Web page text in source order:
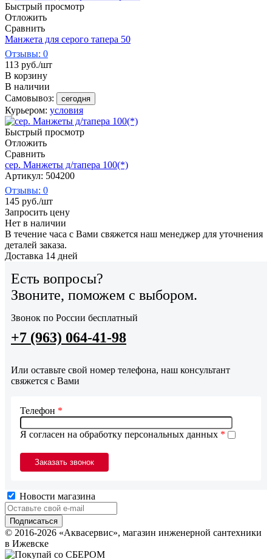
Быстрый просмотр
Отложить
Сравнить
Манжета для серого тапера 50
Отзывы: 0
113 руб./шт
В корзину
В наличии
Самовывоз:
сегодня
Курьером: условия
Быстрый просмотр
Отложить
Сравнить
сер. Манжеты д/тапера 100(*)
Артикул: 504200
Отзывы: 0
145 руб./шт
Запросить цену
Нет в наличии
В течение часа с Вами свяжется наш менеджер для уточнения
деталей заказа.
Доставка 14 дней
Есть вопросы?
Звоните, поможем с выбором.
Звонок по России бесплатный
+7 (963) 064-41-98
Или оставьте свой номер телефона, наш консультант
свяжется с Вами
Я согласен на обработку персональных данных *
Телефон *
Новости магазина
© 2016-2026 «Аквасервис», магазин инженерной сантехники
в Ижевске